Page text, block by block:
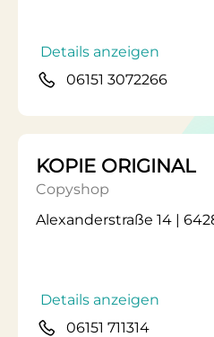
Details anzeigen
06151 3072266
KOPIE ORIGINAL
Copyshop
Alexanderstraße 14 |
Details anzeigen
06151 711314